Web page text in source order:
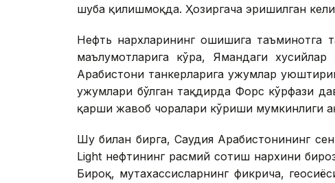
шубҳа қилишмоқда. Ҳозиргача эришилган
Нефть нархларининг ошишига таъминотга
маълумотларига кўра, Ямандаги
Арабистони танкерларига ҳужумлар
ҳужумлари бўлган тақдирда Форс кўрфази
қарши жавоб чоралари кўриши мумкинлиги
Шу билан бирга, Саудия Арабистонининг
Light нефтининг расмий сотиш нархини
Бироқ, мутахассисларнинг фикрича,